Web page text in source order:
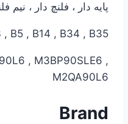
پایه دار ، فلنچ دار ، نیم
, B5 , B14 , B34 , B35
, M3BP90SLE6 ,
M2QA90L6
Brand